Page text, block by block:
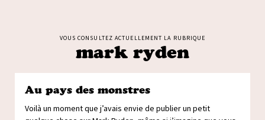
VOUS CONSULTEZ ACTUELLEMENT LA RUBRIQUE
mark ryden
Au pays des monstres
Voilà un moment que j’avais envie de publier un petit